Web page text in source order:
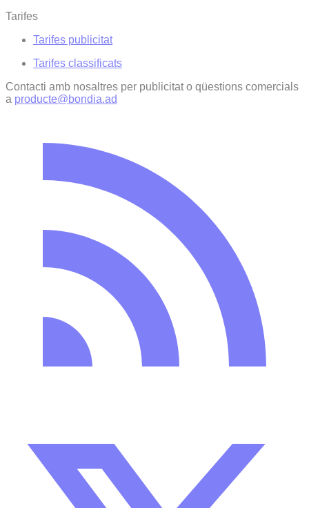
Tarifes
Tarifes publicitat
Tarifes classificats
Contacti amb nosaltres per publicitat o qüestions comercials
a producte@bondia.ad